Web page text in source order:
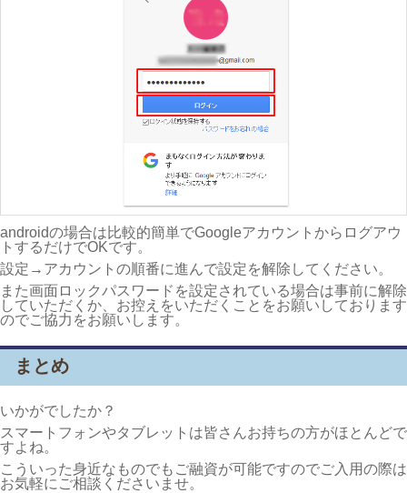
androidの場合は比較的簡単でGoogleアカウントからログアウ
トするだけでOKです。
設定→アカウントの順番に進んで設定を解除してください。
また画面ロックパスワードを設定されている場合は事前に解除
していただくか、お控えをいただくことをお願いしております
のでご協力をお願いします。
まとめ
いかがでしたか？
スマートフォンやタブレットは皆さんお持ちの方がほとんどで
すよね。
こういった身近なものでもご融資が可能ですのでご入用の際は
お気軽にご相談くださいませ。